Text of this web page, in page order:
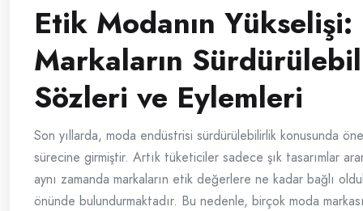
Etik Modanın Yükselişi:
Markaların
Sözleri ve Eylemleri
Son yıllarda, moda endüstrisi sürdürülebilirlik konusunda
sürecine girmiştir. Artık tüketiciler sadece şık tasarımlar
aynı zamanda markaların etik değerlere ne kadar bağlı
önünde bulundurmaktadır. Bu nedenle, birçok moda